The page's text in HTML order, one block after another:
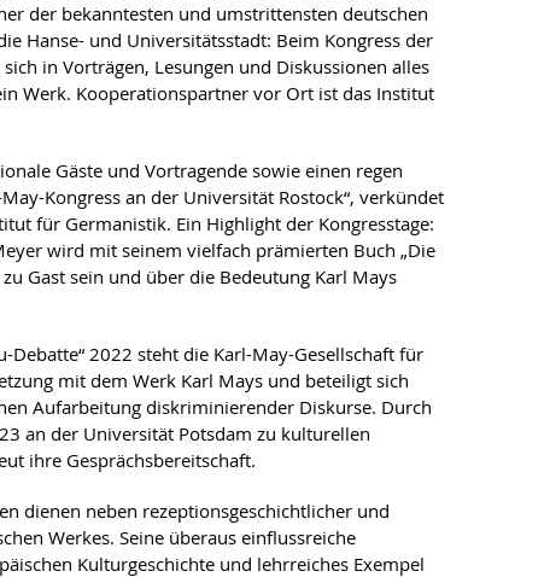
der bekanntesten und umstrittensten deutschen
Hanse- und Universitätsstadt: Beim Kongress der
in Vorträgen, Lesungen und Diskussionen alles
Werk. Kooperationspartner vor Ort ist das Institut
Gäste und Vortragende sowie einen regen
Kongress an der Universität Rostock“, verkündet
für Germanistik. Ein Highlight der Kongresstage:
wird mit seinem vielfach prämierten Buch „Die
Gast sein und über die Bedeutung Karl Mays
Debatte“ 2022 steht die Karl-May-Gesellschaft für
mit dem Werk Karl Mays und beteiligt sich
Aufarbeitung diskriminierender Diskurse. Durch
an der Universität Potsdam zu kulturellen
ihre Gesprächsbereitschaft.
dienen neben rezeptionsgeschichtlicher und
Werkes. Seine überaus einflussreiche
Kulturgeschichte und lehrreiches Exempel